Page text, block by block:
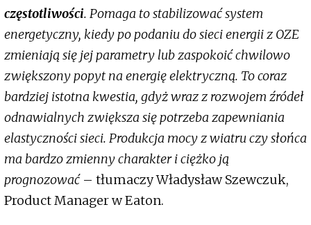
częstotliwości. Pomaga to stabilizować system
energetyczny, kiedy po podaniu do sieci energii z OZE
zmieniają się jej parametry lub zaspokoić chwilowo
zwiększony popyt na energię elektryczną. To coraz
bardziej istotna kwestia, gdyż wraz z rozwojem źródeł
odnawialnych zwiększa się potrzeba zapewniania
elastyczności sieci. Produkcja mocy z wiatru czy słońca
ma bardzo zmienny charakter i ciężko ją
prognozować – tłumaczy Władysław Szewczuk,
Product Manager w Eaton.